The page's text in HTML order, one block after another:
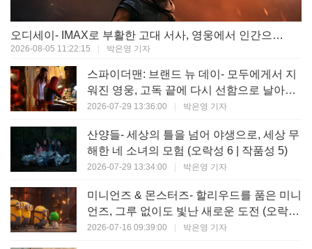
오디세이- IMAX로 부활한 고대 서사, 영웅에서 인간으로의 귀환 (오락성 9 | 작품성 9)
2026-08-05 11:22:15 박은영 기자
스파이더맨: 브랜드 뉴 데이- 모두에게서 지
워진 영웅, 고독 끝에 다시 선함으로 날아오
르다 (오락성 8 | 작품성 8)
2026-07-29 13:36:00 박은영 기자
산양들- 세상의 틀을 넘어 야생으로, 세상 무
해한 네 소녀의 모험 (오락성 6 | 작품성 5)
2026-07-29 13:34:00 박은영 기자
미니언즈 & 몬스터즈- 할리우드를 품은 미니
언즈, 그루 없이도 빛난 새로운 도전 (오락성
7 | 작품성 6)
2026-07-16 09:39:00 박은영 기자